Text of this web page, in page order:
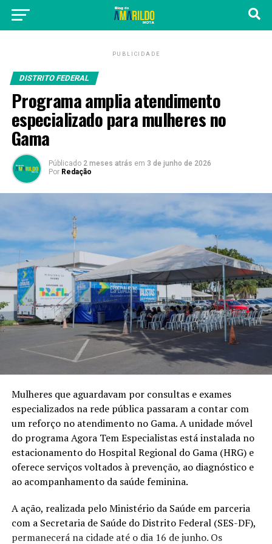
PUBLICIDADE
DISTRITO FEDERAL
Programa amplia atendimento
especializado para mulheres no
Gama
Públicado 2 meses atrás em 3 de junho de 2026
Por Redação
Mulheres que aguardavam por consultas e exames
especializados na rede pública passaram a contar com
um reforço no atendimento no Gama. A unidade móvel
do programa Agora Tem Especialistas está instalada no
estacionamento do Hospital Regional do Gama (HRG) e
oferece serviços voltados à prevenção, ao diagnóstico e
ao acompanhamento da saúde feminina.
A ação, realizada pelo Ministério da Saúde em parceria
com a Secretaria de Saúde do Distrito Federal (SES-DF),
permanecerá na cidade até o dia 16 de junho. Os